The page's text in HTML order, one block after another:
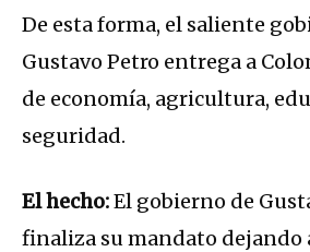
De esta forma, el saliente
Gustavo Petro entrega a
de economía, agricultura,
seguridad.
El hecho:El gobierno de
finaliza su mandato dejando